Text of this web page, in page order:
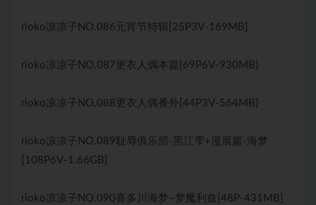
rioko凉凉子NO.086元宵节特辑[25P3V-169MB]
rioko凉凉子NO.087更衣人偶本篇[69P6V-930MB]
rioko凉凉子NO.088更衣人偶番外[44P3V-564MB]
rioko凉凉子NO.089耻辱俱乐部-黑江雫+漫展篇-海梦
[108P6V-1.66GB]
rioko凉凉子NO.090喜多川海梦–梦魔利兹[48P-431MB]